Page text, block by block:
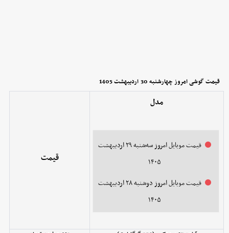
قیمت گوشی امروز چهارشنبه 30 اردیبهشت 1405
مدل
قیمت موبایل‌ امروز سه‌شنبه ۲۹ اردیبهشت
۱۴۰۵
قیمت موبایل‌ امروز دوشنبه ۲۸ اردیبهشت
۱۴۰۵
قیمت